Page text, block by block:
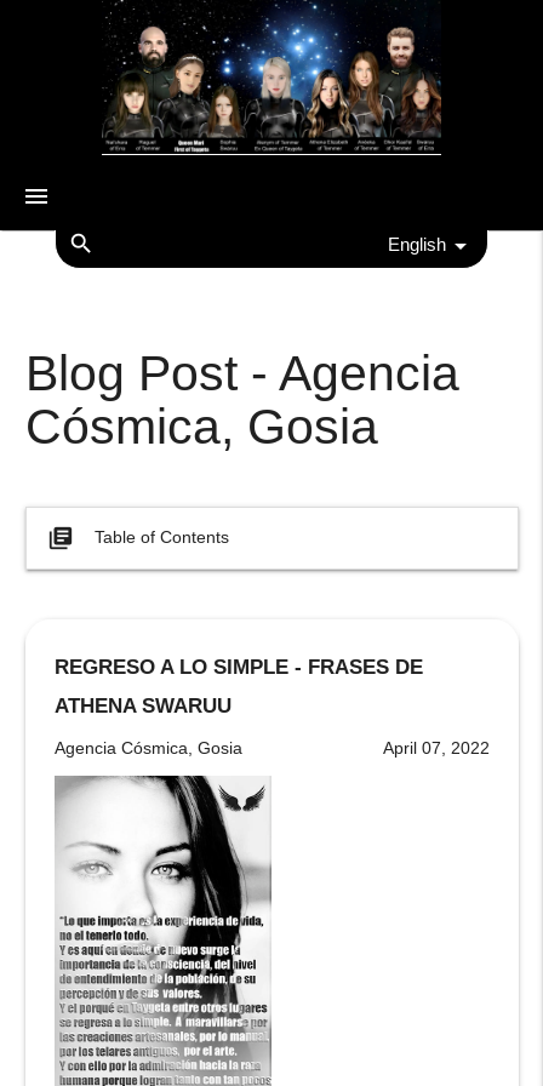
menu
search English
Blog Post - Agencia
Cósmica, Gosia
library_books Table of Contents
REGRESO A LO SIMPLE - FRASES DE
ATHENA SWARUU
Agencia Cósmica, Gosia April 07, 2022